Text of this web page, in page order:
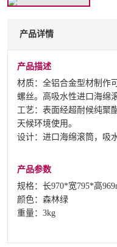
产品详情
产品描述
材质：全铝合金型材制作
螺丝。高吸水性进口海绵
工艺：表面经超耐候纯聚
天候环境使用。
设计：进口海绵滚筒，吸
产品参数
规格：长970*宽795*高
颜色：森林绿
重量：3kg